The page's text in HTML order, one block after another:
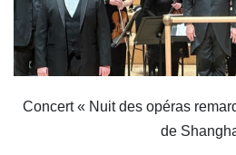
Concert « Nuit des opéras
de